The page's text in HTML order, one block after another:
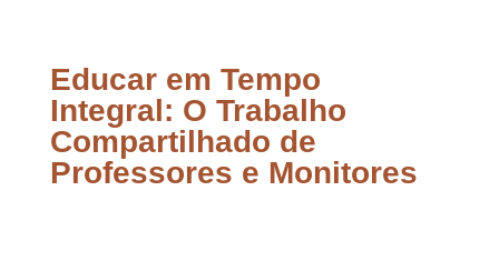
Educar em Tempo
Integral: O Trabalho
Compartilhado de
Professores e Monitores